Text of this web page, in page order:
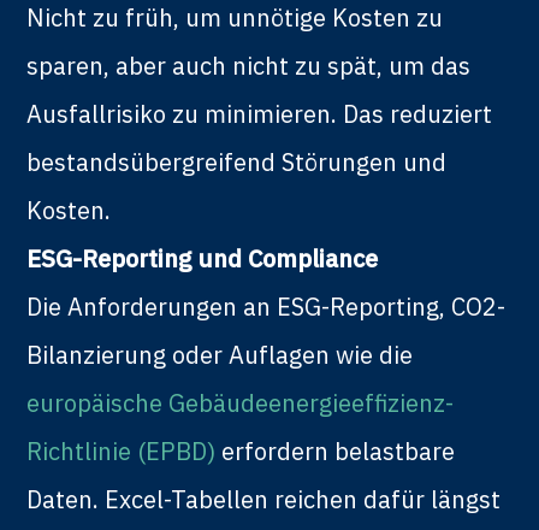
Nicht zu früh, um unnötige Kosten zu
sparen, aber auch nicht zu spät, um das
Ausfallrisiko zu minimieren. Das reduziert
bestandsübergreifend Störungen und
Kosten.
ESG-Reporting und Compliance
Die Anforderungen an ESG-Reporting, CO2-
Bilanzierung oder Auflagen wie die
europäische Gebäudeenergieeffizienz-
Richtlinie (EPBD) erfordern belastbare
Daten. Excel-Tabellen reichen dafür längst